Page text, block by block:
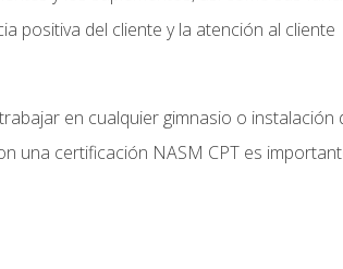
positiva del cliente y la atención al cliente
en cualquier gimnasio o
una certificación NASM CPT es